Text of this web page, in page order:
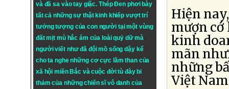
và đã sa vào tay giặc. Thép Đen phơi bày
tất cả những sự thật kinh khiếp vượt trí
tưởng tượng của con người tại một vùng
đất mịt mù hắc ám của loài quỷ dữ mà
người viết như đã đội mồ sống dậy kể
cho ta nghe những cơ cực lầm than của
xã hội miền Bắc và cuộc đời tù đày bi
thảm của những chiến sĩ vô danh của
Hiện
mượn cớ
kinh
mãn
những
Việt